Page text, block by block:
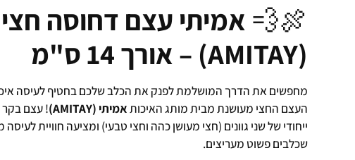
🍖💨 אמיתי עצם דחוסה
(AMITAY) – אורך 14 ס"מ
מחפשים את הדרך המושלמת לפנק את הכלב שלכם בחטיף לעיסה
העצם החצי מעושנת מבית מותג האיכותאמיתי (AMITAY)
ייחודי של שני גוונים (חצי מעושן כהה וחצי טבעי) ומציעה חוויית
שכלבים פשוט מעריצים.